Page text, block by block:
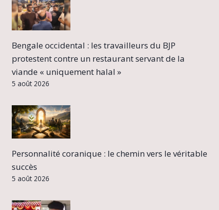
Bengale occidental : les travailleurs du BJP
protestent contre un restaurant servant de la
viande « uniquement halal »
5 août 2026
Personnalité coranique : le chemin vers le véritable
succès
5 août 2026